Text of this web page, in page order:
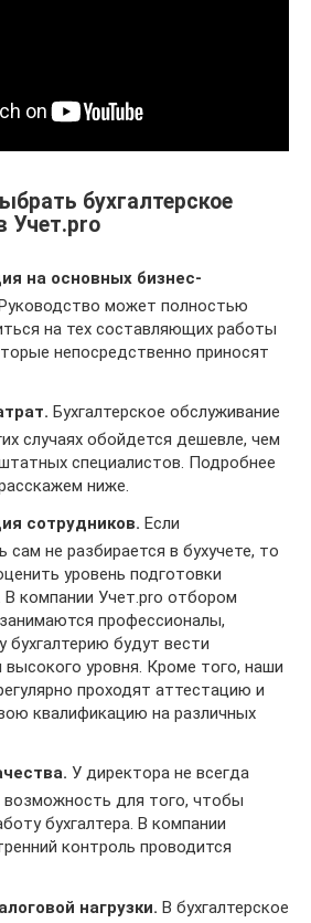
бухгалтерское
Учет.pro
на основных бизнес-
может полностью
на тех составляющих работы
непосредственно приносят
Бухгалтерское обслуживание
случаях обойдется дешевле, чем
специалистов. Подробнее
ниже.
сотрудников. Если
сам не разбирается в бухучете, то
уровень подготовки
В компании Учет.pro отбором
профессионалы,
бухгалтерию будут вести
высокого уровня. Кроме того, наши
проходят аттестацию и
квалификацию на различных
У директора не всегда
возможность для того, чтобы
бухгалтера. В компании
контроль проводится
нагрузки. В бухгалтерское